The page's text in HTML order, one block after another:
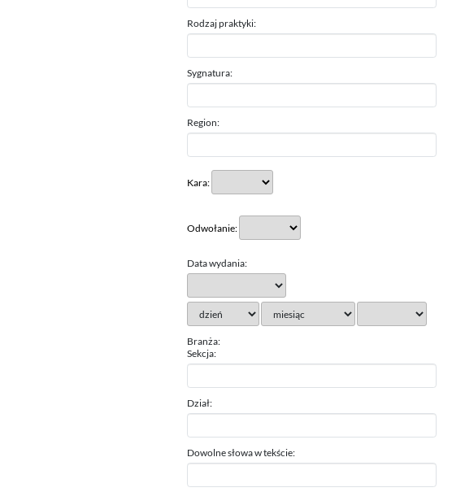
Rodzaj praktyki:
Sygnatura:
Region:
Kara:
Odwołanie:
Data wydania:
Branża:
Sekcja:
Dział:
Dowolne słowa w tekście: